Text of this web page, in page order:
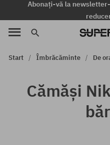
Abonați-vă la
Start Îmbrăcăminte De
Cămăși